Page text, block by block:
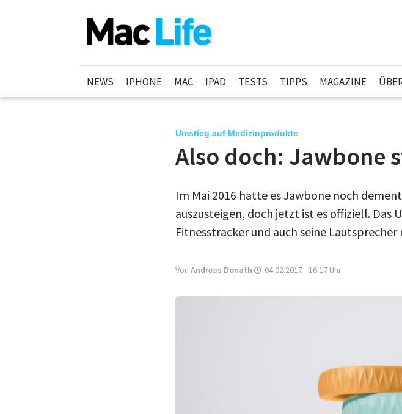
NEWS IPHONE MAC IPAD TESTS TIPPS MAGAZINE
Umstieg auf Medizinprodukte
Also doch: Jawbone
Im Mai 2016 hatte es Jawbone noch
auszusteigen, doch jetzt ist es offiziell.
Fitnesstracker und auch seine
Von Andreas Donath 04.02.2017 - 16:17 Uhr